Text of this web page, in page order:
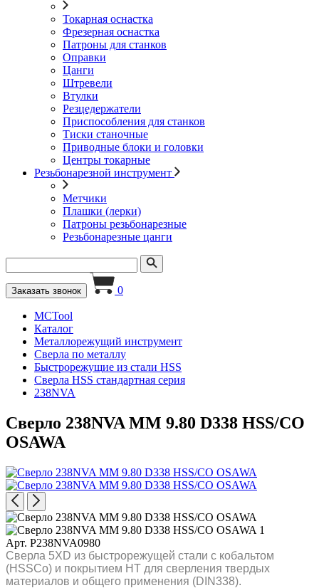
Токарная оснастка
Фрезерная оснастка
Патроны для станков
Оправки
Цанги
Штревели
Втулки
Резцедержатели
Приспособления для станков
Тиски станочные
Приводные блоки и головки
Центры токарные
Резьбонарезной инструмент
Метчики
Плашки (лерки)
Патроны резьбонарезные
Резьбонарезные цанги
Заказать звонок 0
MCTool
Каталог
Металлорежущий инструмент
Сверла по металлу
Быстрорежущие из стали HSS
Сверла HSS стандартная серия
238NVA
Сверло 238NVA MM 9.80 D338 HSS/CO
OSAWA
Арт. P238NVA0980
Сверла 5XD из быстрорежущей стали с кобальтом
(HSSCo) и покрытием HT для сверления твердых
материалов и общего применения (DIN338).